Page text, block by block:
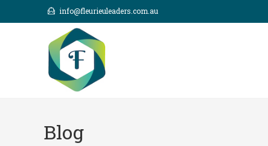
to
info@fleurieuleaders.com.au
Blog